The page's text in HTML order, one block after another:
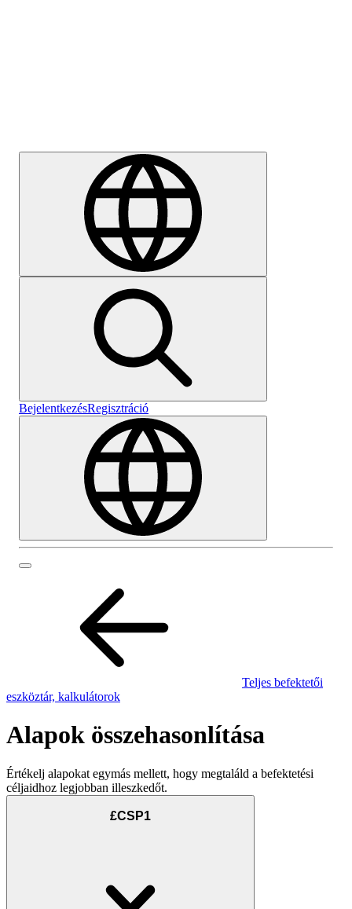
BejelentkezésRegisztráció
Teljes befektetői
eszköztár, kalkulátorok
Alapok összehasonlítása
Értékelj alapokat egymás mellett, hogy megtaláld a befektetési
céljaidhoz legjobban illeszkedőt.
£CSP1